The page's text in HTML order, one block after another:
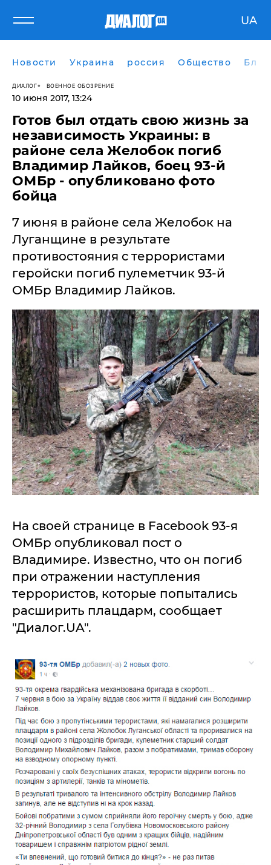
UA
Новости Украина россия Общество
ДИАЛОГ ВОЕННОЕ ОБОЗРЕНИЕ
10 июня 2017, 13:24
​Готов был отдать свою жизнь за
независимость Украины: в
районе села Желобок погиб
Владимир Лайков, боец 93-й
ОМБр - опубликовано фото
бойца
7 июня в районе села Желобок на
Луганщине в результате
противостояния с террористами
геройски погиб пулеметчик 93-й
ОМБр Владимир Лайков.
На своей странице в Facebook 93-я
ОМБр опубликовал пост о
Владимире. Известно, что он погиб
при отражении наступления
террористов, которые попытались
расширить плацдарм, сообщает
"Диалог.UA".